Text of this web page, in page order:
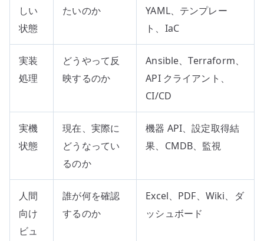
しい
状態
たいのか
YAML、テンプレー
ト、IaC
実装
処理
どうやって反
映するのか
Ansible、Terraform、
API クライアント、
CI/CD
実機
状態
現在、実際に
どうなってい
るのか
機器 API、設定取得結
果、CMDB、監視
人間
向け
ビュ
誰が何を確認
するのか
Excel、PDF、Wiki、ダ
ッシュボード